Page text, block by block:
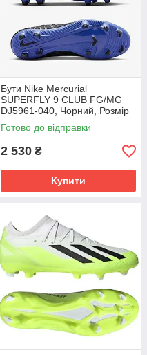
Бути Nike Mercurial
SUPERFLY 9 CLUB FG/MG
DJ5961-040, Чорний, Розмір
(EU) - 42
Готово до відправки
2 530 ₴
Купити